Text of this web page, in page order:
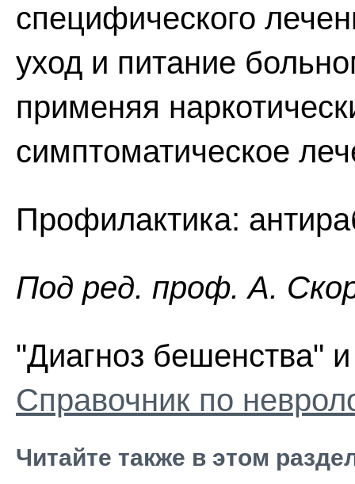
специфического
уход и питание
применяя
симптоматическое
Профилактика:
Пoд peд. проф. А.
"Диагноз бешенства"
Справочник по
Читайте также в этом